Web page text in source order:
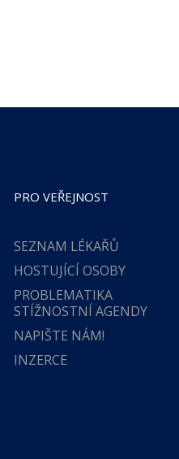
PRO VEŘEJNOST
SEZNAM LÉKAŘŮ
HOSTUJÍCÍ OSOBY
PROBLEMATIKA
STÍŽNOSTNÍ AGENDY
NAPIŠTE NÁM!
INZERCE